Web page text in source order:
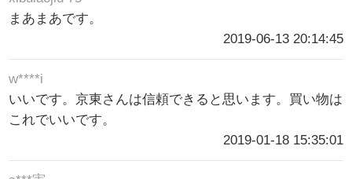
まあまあです。
2019-06-13 20:14:45
w****i
いいです。京東さんは信頼できると思います。買い物は
これでいいです。
2019-01-18 15:35:01